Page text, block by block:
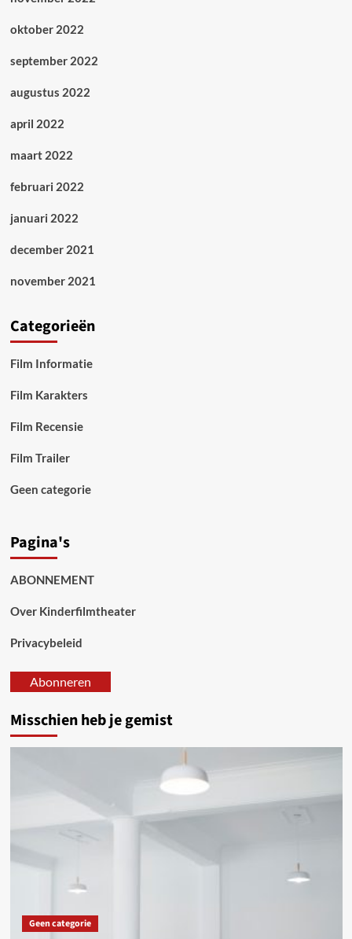
oktober 2022
september 2022
augustus 2022
april 2022
maart 2022
februari 2022
januari 2022
december 2021
november 2021
Categorieën
Film Informatie
Film Karakters
Film Recensie
Film Trailer
Geen categorie
Pagina's
ABONNEMENT
Over Kinderfilmtheater
Privacybeleid
Abonneren
Misschien heb je gemist
Geen categorie